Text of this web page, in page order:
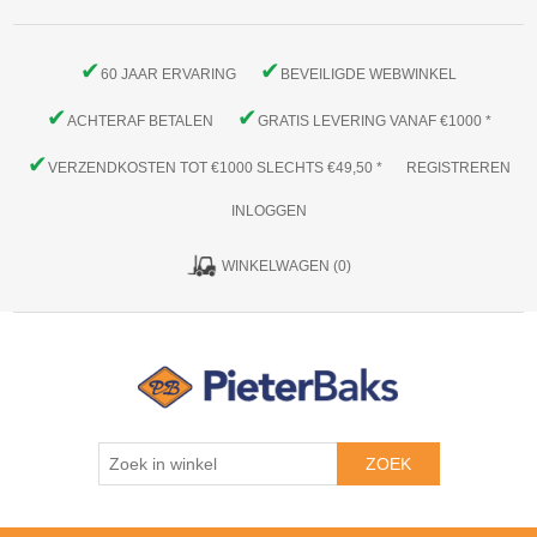
✔60 JAAR ERVARING ✔ BEVEILIGDE WEBWINKEL
✔ACHTERAF BETALEN ✔GRATIS LEVERING VANAF €1000 *
✔VERZENDKOSTEN TOT €1000 SLECHTS €49,50 * REGISTREREN
INLOGGEN
WINKELWAGEN (0)
ZOEK